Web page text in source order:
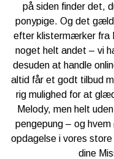
på siden finder det,
ponypige. Og det
efter klistermærker fra
noget helt andet – vi
desuden at handle
altid får et godt tilbud
rig mulighed for at
Melody, men helt
pengepung – og
opdagelse i vores
dine